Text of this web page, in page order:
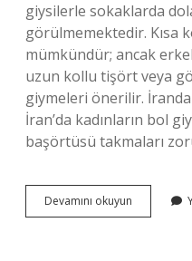
giysilerle sokaklarda
görülmemektedir. Kısa
mümkündür; ancak
uzun kollu tişört veya
giymeleri önerilir. İranda
İran’da kadınların bol
başörtüsü takmaları
Devamını okuyun
Erkekler